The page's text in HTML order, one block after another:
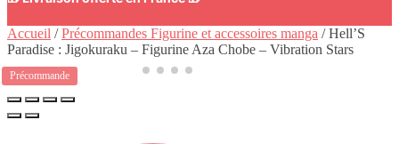
Accueil /Précommandes Figurine et accessoires manga /Hell’S
Paradise : Jigokuraku – Figurine Aza Chobe – Vibration Stars
Précommande